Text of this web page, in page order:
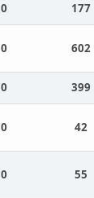
0 177
0 602
0 399
0 42
0 55